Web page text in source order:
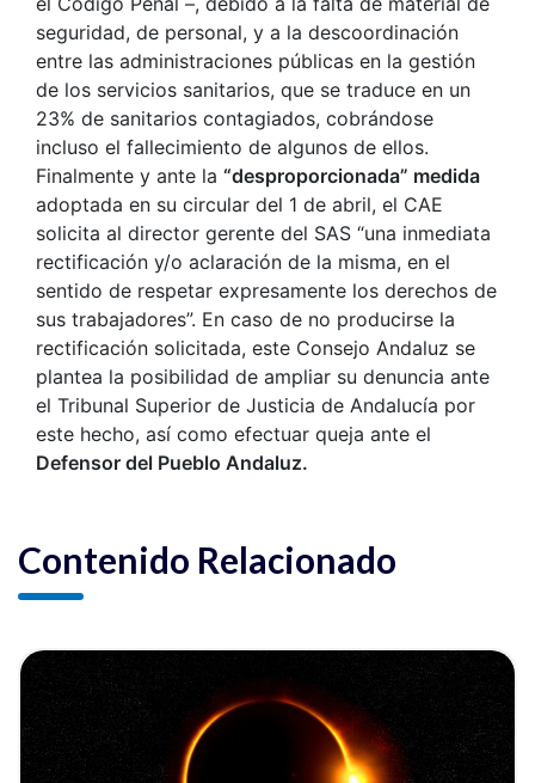
seguridad, de personal, y a la descoordinación
entre las administraciones públicas en la gestión
de los servicios sanitarios, que se traduce en un
23% de sanitarios contagiados, cobrándose
incluso el fallecimiento de algunos de ellos.
Finalmente y ante la “desproporcionada” medida
adoptada en su circular del 1 de abril, el CAE
solicita al director gerente del SAS “una inmediata
rectificación y/o aclaración de la misma, en el
sentido de respetar expresamente los derechos de
sus trabajadores”. En caso de no producirse la
rectificación solicitada, este Consejo Andaluz se
plantea la posibilidad de ampliar su denuncia ante
el Tribunal Superior de Justicia de Andalucía por
este hecho, así como efectuar queja ante el
Defensor del Pueblo Andaluz.
Contenido Relacionado
Ver noticia